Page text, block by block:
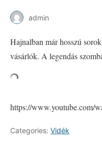
admin
Hajnalban már hosszú
vásárlók. A legendás
https://www.youtube.com/
Categories: Vidék